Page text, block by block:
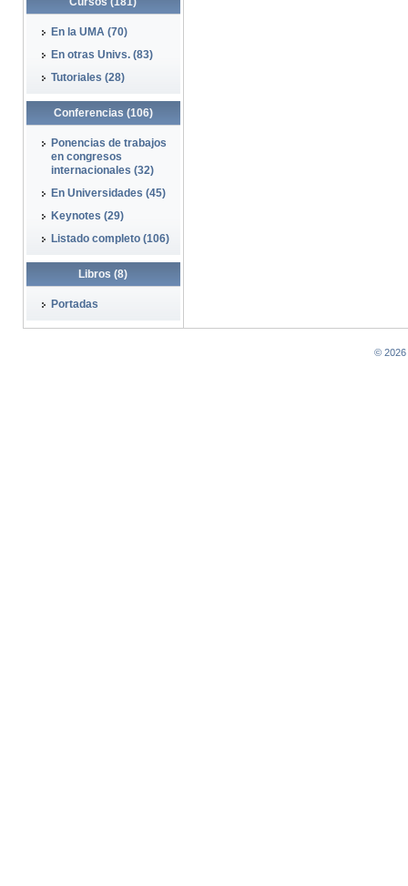
En la UMA (70)
En otras Univs. (83)
Tutoriales (28)
Conferencias (106)
Ponencias de trabajos
en congresos
internacionales (32)
En Universidades (45)
Keynotes (29)
Listado completo (106)
Libros (8)
Portadas
© 2026